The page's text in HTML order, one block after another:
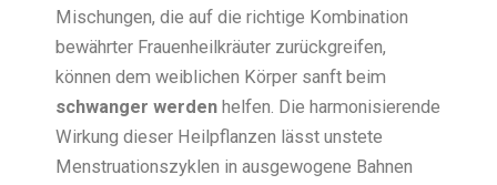
Mischungen, die auf die richtige Kombination
bewährter Frauenheilkräuter zurückgreifen,
können dem weiblichen Körper sanft beim
schwanger werden helfen. Die harmonisierende
Wirkung dieser Heilpflanzen lässt unstete
Menstruationszyklen in ausgewogene Bahnen